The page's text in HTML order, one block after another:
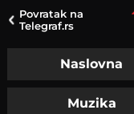
Povratak na
Telegraf.rs
Naslovna
Muzika